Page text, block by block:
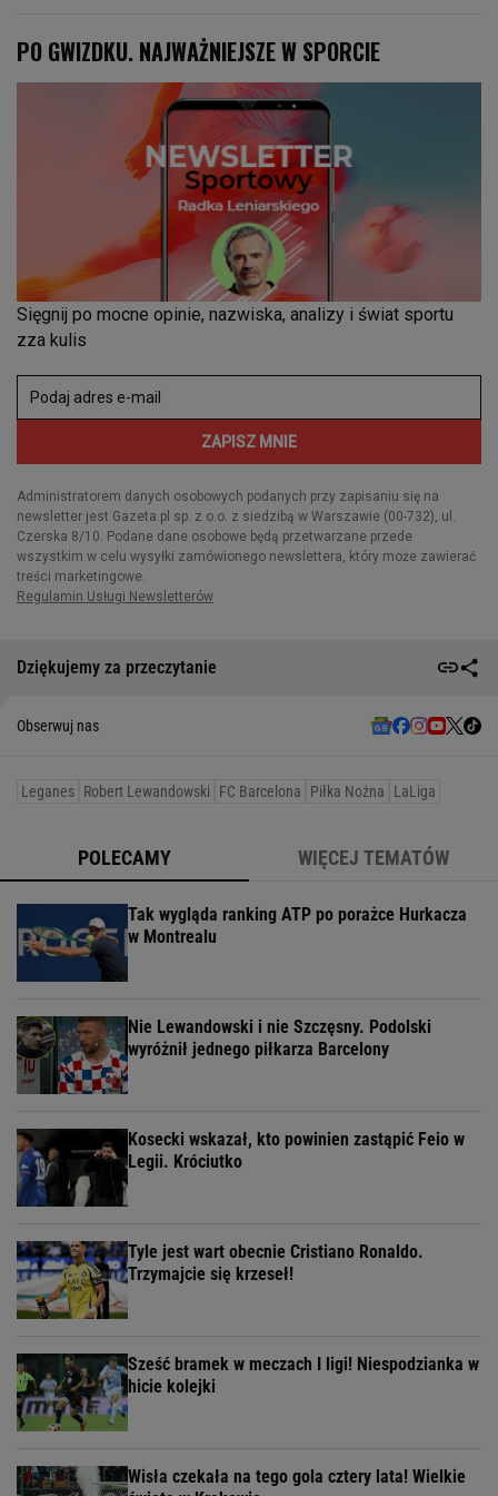
Dziękujemy za przeczytanie
Obserwuj nas
Leganes Robert Lewandowski FC Barcelona Piłka Nożna LaLiga
POLECAMY WIĘCEJ TEMATÓW
Tak wygląda ranking ATP po porażce Hurkacza
w Montrealu
Nie Lewandowski i nie Szczęsny. Podolski
wyróżnił jednego piłkarza Barcelony
Kosecki wskazał, kto powinien zastąpić Feio w
Legii. Króciutko
Tyle jest wart obecnie Cristiano Ronaldo.
Trzymajcie się krzeseł!
Sześć bramek w meczach I ligi! Niespodzianka w
hicie kolejki
Wisła czekała na tego gola cztery lata! Wielkie